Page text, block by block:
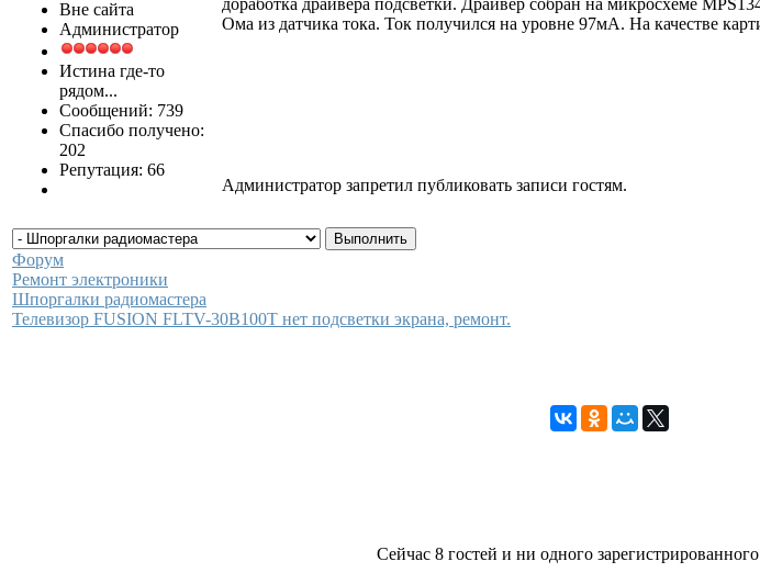
Вне сайта
Администратор
Истина где-то
рядом...
Сообщений: 739
Спасибо получено:
202
Репутация: 66
Ома из датчика тока. Ток получился на уровне 97мА. На качестве
Администратор запретил публиковать записи гостям.
Форум
Ремонт электроники
Шпоргалки радиомастера
Телевизор FUSION FLTV-30B100T нет подсветки экрана, ремонт.
Сейчас 8 гостей и ни одного